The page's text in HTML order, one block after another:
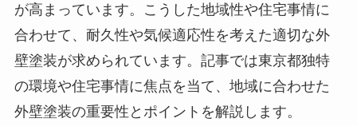
が高まっています。こうした地域性や住宅事情に
合わせて、耐久性や気候適応性を考えた適切な外
壁塗装が求められています。記事では東京都独特
の環境や住宅事情に焦点を当て、地域に合わせた
外壁塗装の重要性とポイントを解説します。